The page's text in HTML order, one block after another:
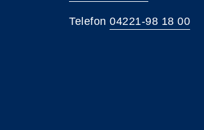
Telefon 04221-98 18 00